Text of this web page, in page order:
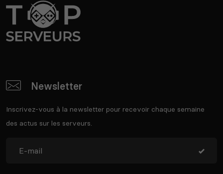
Newsletter
Inscrivez-vous à la newsletter pour recevoir chaque semaine
des actus sur les serveurs.